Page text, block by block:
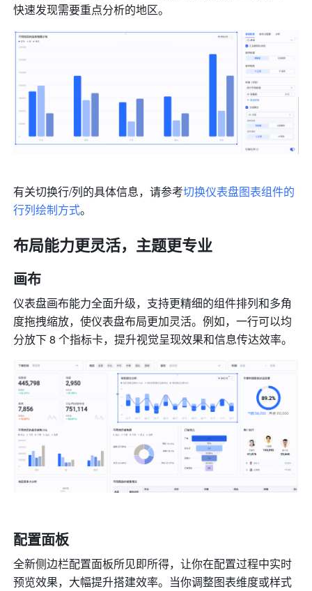
快速发现需要重点分析的地区。
有关切换行/列的具体信息，请参考切换仪表盘图表组件的
行列绘制方式。
布局能力更灵活，主题更专业
画布
仪表盘画布能力全面升级，支持更精细的组件排列和多角
度拖拽缩放，使仪表盘布局更加灵活。例如，一行可以均
分放下 8 个指标卡，提升视觉呈现效果和信息传达效率。
配置面板
全新侧边栏配置面板所见即所得，让你在配置过程中实时
预览效果，大幅提升搭建效率。当你调整图表维度或样式